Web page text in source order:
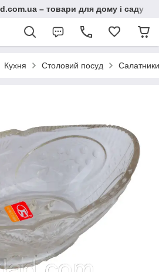
– товари для дому і саду
Кухня Столовий посуд Салатники